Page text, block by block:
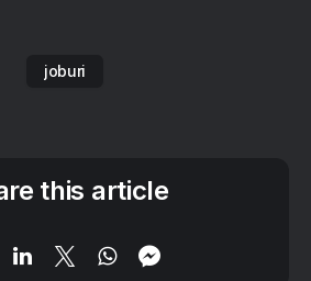
joburi
this article